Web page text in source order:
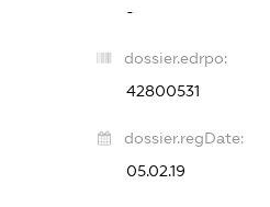
-
dossier.edrpo:
42800531
dossier.regDate:
05.02.19